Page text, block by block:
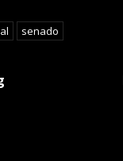
senado